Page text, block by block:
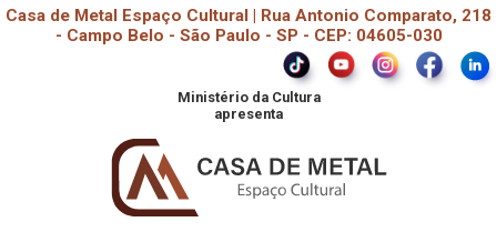
Casa de Metal Espaço Cultural | Rua Antonio Comparato, 218
- Campo Belo - São Paulo - SP - CEP: 04605-030
Ministério da Cultura
apresenta